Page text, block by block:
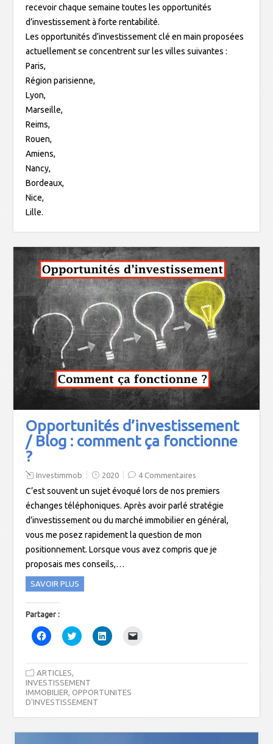
recevoir chaque semaine toutes les opportunités
d’investissement à forte rentabilité.
Les opportunités d’investissement clé en main proposées
actuellement se concentrent sur les villes suivantes :
Paris,
Région parisienne,
Lyon,
Marseille,
Reims,
Rouen,
Amiens,
Nancy,
Bordeaux,
Nice,
Lille.
Opportunités d’investissement
/ Blog : comment ça fonctionne
?
Investimmob 2020 4 Commentaires
C’est souvent un sujet évoqué lors de nos premiers
échanges téléphoniques. Après avoir parlé stratégie
d’investissement ou du marché immobilier en général,
vous me posez rapidement la question de mon
positionnement. Lorsque vous avez compris que je
proposais mes conseils,…
SAVOIR PLUS
Partager :
C
l
e
z
p
o
u
a
C
l
z
p
o
u
a
C
l
p
o
a n
ARTICLES,
INVESTISSEMENT
IMMOBILIER,OPPORTUNITES
D'INVESTISSEMENT